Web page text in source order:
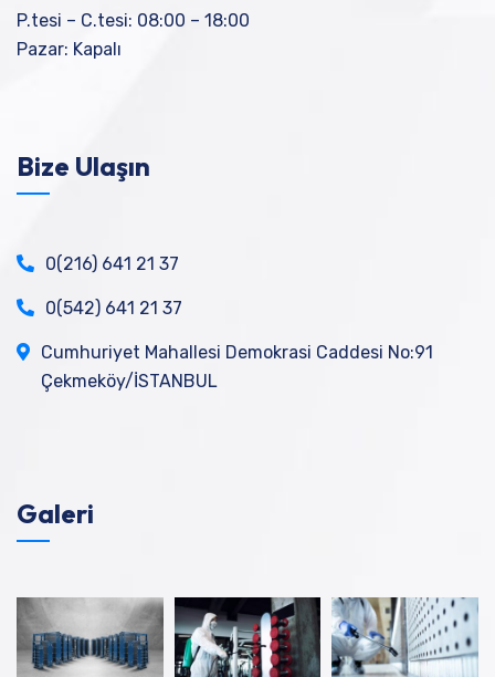
P.tesi – C.tesi: 08:00 – 18:00
Pazar: Kapalı
Bize Ulaşın
0(216) 641 21 37
0(542) 641 21 37
Cumhuriyet Mahallesi Demokrasi Caddesi No:91
Çekmeköy/İSTANBUL
Galeri